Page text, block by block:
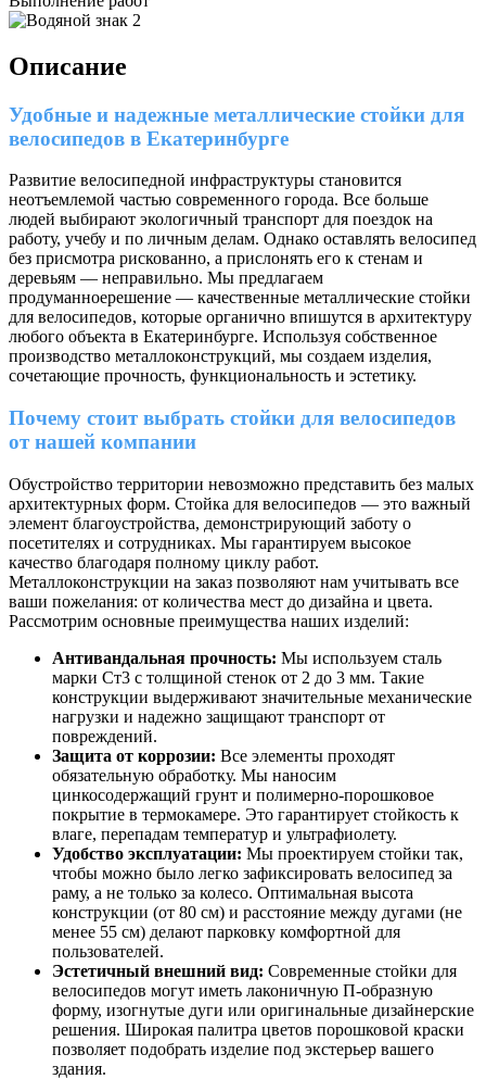
Описание
Удобные и надежные металлические стойки для
велосипедов в Екатеринбурге
Развитие велосипедной инфраструктуры становится
неотъемлемой частью современного города. Все больше
людей выбирают экологичный транспорт для поездок на
работу, учебу и по личным делам. Однако оставлять велосипед
без присмотра рискованно, а прислонять его к стенам и
деревьям — неправильно. Мы предлагаем
продуманноерешение — качественные металлические стойки
для велосипедов, которые органично впишутся в архитектуру
любого объекта в Екатеринбурге. Используя собственное
производство металлоконструкций, мы создаем изделия,
сочетающие прочность, функциональность и эстетику.
Почему стоит выбрать стойки для велосипедов
от нашей компании
Обустройство территории невозможно представить без малых
архитектурных форм. Стойка для велосипедов — это важный
элемент благоустройства, демонстрирующий заботу о
посетителях и сотрудниках. Мы гарантируем высокое
качество благодаря полному циклу работ.
Металлоконструкции на заказ позволяют нам учитывать все
ваши пожелания: от количества мест до дизайна и цвета.
Рассмотрим основные преимущества наших изделий:
Антивандальная прочность: Мы используем сталь
марки Ст3 с толщиной стенок от 2 до 3 мм. Такие
конструкции выдерживают значительные механические
нагрузки и надежно защищают транспорт от
повреждений.
Защита от коррозии: Все элементы проходят
обязательную обработку. Мы наносим
цинкосодержащий грунт и полимерно-порошковое
покрытие в термокамере. Это гарантирует стойкость к
влаге, перепадам температур и ультрафиолету.
Удобство эксплуатации: Мы проектируем стойки так,
чтобы можно было легко зафиксировать велосипед за
раму, а не только за колесо. Оптимальная высота
конструкции (от 80 см) и расстояние между дугами (не
менее 55 см) делают парковку комфортной для
пользователей.
Эстетичный внешний вид: Современные стойки для
велосипедов могут иметь лаконичную П-образную
форму, изогнутые дуги или оригинальные дизайнерские
решения. Широкая палитра цветов порошковой краски
позволяет подобрать изделие под экстерьер вашего
здания.